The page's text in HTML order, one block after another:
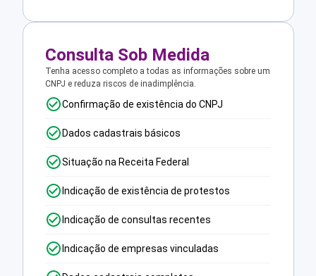
Consulta Sob Medida
Tenha acesso completo a todas as informações sobre um
CNPJ e reduza riscos de inadimplência.
Confirmação de existência do CNPJ
Dados cadastrais básicos
Situação na Receita Federal
Indicação de existência de protestos
Indicação de consultas recentes
Indicação de empresas vinculadas